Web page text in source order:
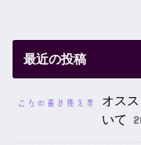
最近の投稿
オス
いて